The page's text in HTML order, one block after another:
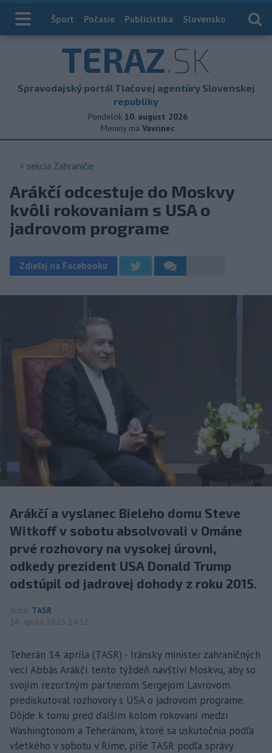
Index
Šport Počasie Publicistika Slovensko
TERAZ.SK
Spravodajský portál Tlačovej agentúry Slovenskej
republiky
Pondelok 10. august 2026
Meniny má Vavrinec
< sekcia Zahraničie
Arákčí odcestuje do Moskvy
kvôli rokovaniam s USA o
jadrovom programe
Zdieľaj na Facebooku
Arákčí a vyslanec Bieleho domu Steve
Witkoff v sobotu absolvovali v Ománe
prvé rozhovory na vysokej úrovni,
odkedy prezident USA Donald Trump
odstúpil od jadrovej dohody z roku 2015.
Autor TASR
14. apríla 2025 14:12
Teherán 14. apríla (TASR) - Iránsky minister zahraničných
vecí Abbás Arákčí tento týždeň navštívi Moskvu, aby so
svojím rezortným partnerom Sergejom Lavrovom
prediskutoval rozhovory s USA o jadrovom programe.
Dôjde k tomu pred ďalším kolom rokovaní medzi
Washingtonom a Teheránom, ktoré sa uskutočnia podľa
všetkého v sobotu v Ríme, píše TASR podľa správy